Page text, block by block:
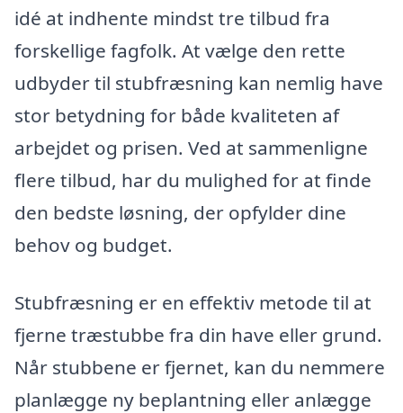
idé at indhente mindst tre tilbud fra
forskellige fagfolk. At vælge den rette
udbyder til stubfræsning kan nemlig have
stor betydning for både kvaliteten af
arbejdet og prisen. Ved at sammenligne
flere tilbud, har du mulighed for at finde
den bedste løsning, der opfylder dine
behov og budget.
Stubfræsning er en effektiv metode til at
fjerne træstubbe fra din have eller grund.
Når stubbene er fjernet, kan du nemmere
planlægge ny beplantning eller anlægge